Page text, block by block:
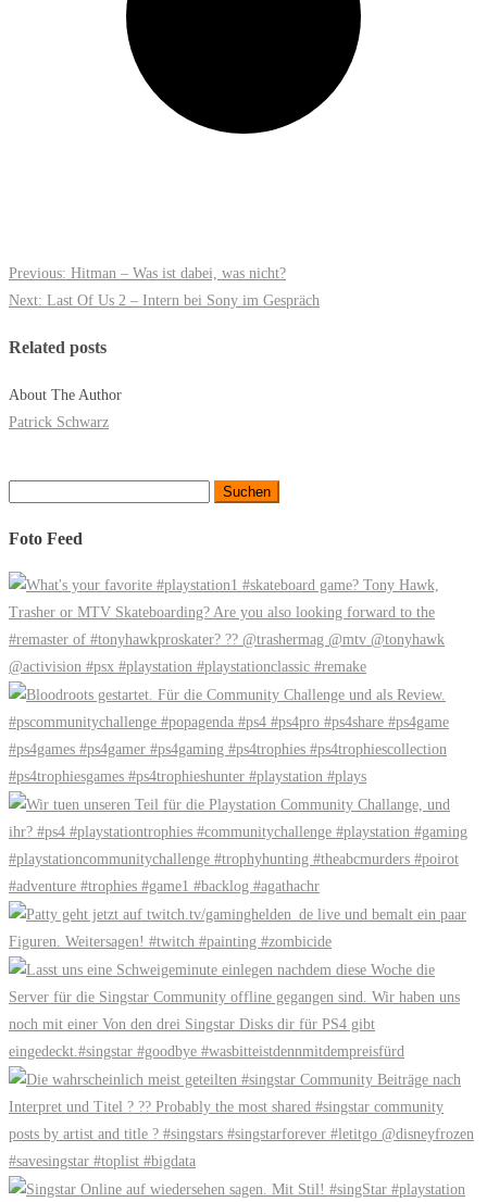
Previous: Hitman – Was ist dabei, was nicht?
Next: Last Of Us 2 – Intern bei Sony im Gespräch
Related posts
About The Author
Patrick Schwarz
Foto Feed